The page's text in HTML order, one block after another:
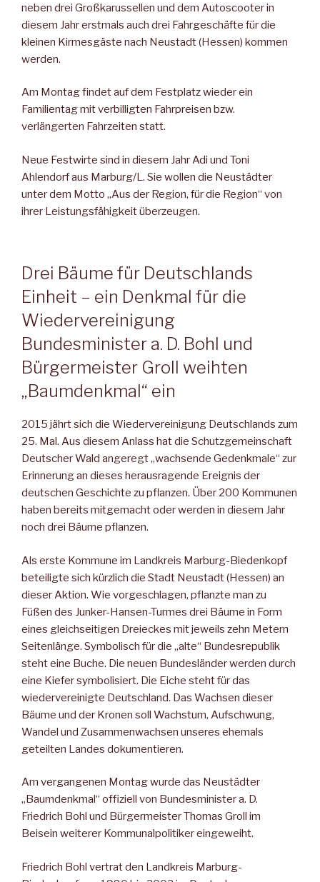
neben drei Großkarussellen und dem Autoscooter in
diesem Jahr erstmals auch drei Fahrgeschäfte für die
kleinen Kirmesgäste nach Neustadt (Hessen) kommen
werden.
Am Montag findet auf dem Festplatz wieder ein
Familientag mit verbilligten Fahrpreisen bzw.
verlängerten Fahrzeiten statt.
Neue Festwirte sind in diesem Jahr Adi und Toni
Ahlendorf aus Marburg/L. Sie wollen die Neustädter
unter dem Motto „Aus der Region, für die Region“ von
ihrer Leistungsfähigkeit überzeugen.
Drei Bäume für Deutschlands
Einheit – ein Denkmal für die
Wiedervereinigung
Bundesminister a. D. Bohl und
Bürgermeister Groll weihten
„Baumdenkmal“ ein
2015 jährt sich die Wiedervereinigung Deutschlands zum
25. Mal. Aus diesem Anlass hat die Schutzgemeinschaft
Deutscher Wald angeregt „wachsende Gedenkmale“ zur
Erinnerung an dieses herausragende Ereignis der
deutschen Geschichte zu pflanzen. Über 200 Kommunen
haben bereits mitgemacht oder werden in diesem Jahr
noch drei Bäume pflanzen.
Als erste Kommune im Landkreis Marburg-Biedenkopf
beteiligte sich kürzlich die Stadt Neustadt (Hessen) an
dieser Aktion. Wie vorgeschlagen, pflanzte man zu
Füßen des Junker-Hansen-Turmes drei Bäume in Form
eines gleichseitigen Dreieckes mit jeweils zehn Metern
Seitenlänge. Symbolisch für die „alte“ Bundesrepublik
steht eine Buche. Die neuen Bundesländer werden durch
eine Kiefer symbolisiert. Die Eiche steht für das
wiedervereinigte Deutschland. Das Wachsen dieser
Bäume und der Kronen soll Wachstum, Aufschwung,
Wandel und Zusammenwachsen unseres ehemals
geteilten Landes dokumentieren.
Am vergangenen Montag wurde das Neustädter
„Baumdenkmal“ offiziell von Bundesminister a. D.
Friedrich Bohl und Bürgermeister Thomas Groll im
Beisein weiterer Kommunalpolitiker eingeweiht.
Friedrich Bohl vertrat den Landkreis Marburg-